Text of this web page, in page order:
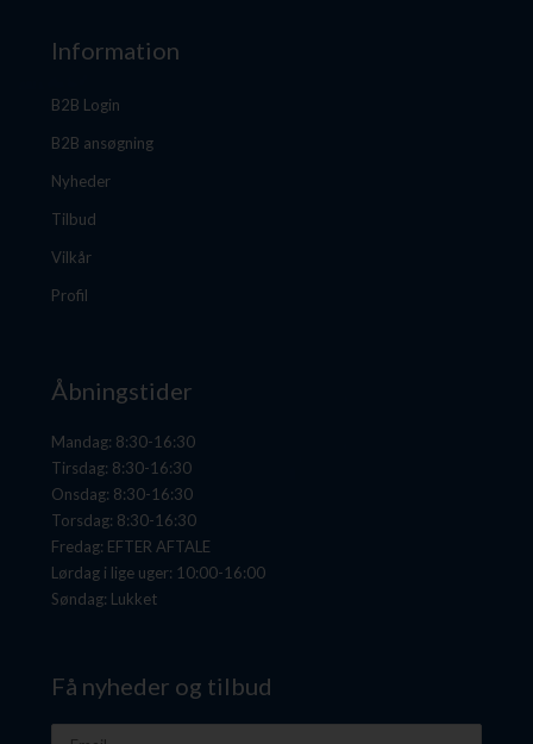
Information
B2B Login
B2B ansøgning
Nyheder
Tilbud
Vilkår
Profil
Åbningstider
Mandag: 8:30-16:30
Tirsdag: 8:30-16:30
Onsdag: 8:30-16:30
Torsdag: 8:30-16:30
Fredag: EFTER AFTALE
Lørdag i lige uger: 10:00-16:00
Søndag: Lukket
Få nyheder og tilbud